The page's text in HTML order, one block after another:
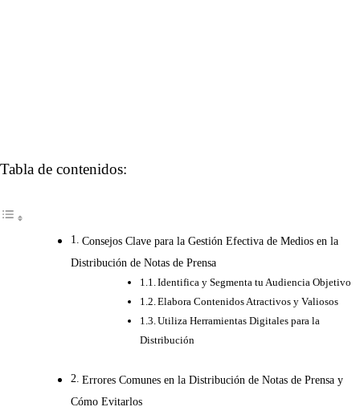
Tabla de contenidos:
Consejos Clave para la Gestión Efectiva de Medios en la
Distribución de Notas de Prensa
Identifica y Segmenta tu Audiencia Objetivo
Elabora Contenidos Atractivos y Valiosos
Utiliza Herramientas Digitales para la
Distribución
Errores Comunes en la Distribución de Notas de Prensa y
Cómo Evitarlos